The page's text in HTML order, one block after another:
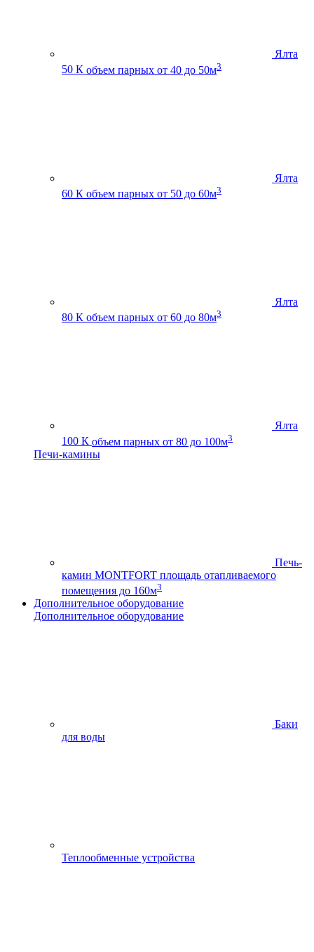
Ялта
50 К объем парных от 40 до 50м3
Ялта
60 К объем парных от 50 до 60м3
Ялта
80 К объем парных от 60 до 80м3
Ялта
100 К объем парных от 80 до 100м3
Печи-камины
Печь-
камин MONTFORT площадь отапливаемого
помещения до 160м3
Дополнительное оборудование
Дополнительное оборудование
Баки
для воды
Теплообменные устройства